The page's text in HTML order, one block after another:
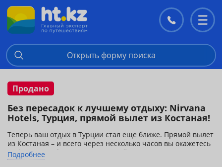
Контакты
меню
Открыть форму поиска
Продано
Без пересадок к лучшему отдыху: Nirvana
Hotels, Турция, прямой вылет из Костаная!
Теперь ваш отдых в Турции стал еще ближе. Прямой вылет
из Костаная – и всего через несколько часов вы окажетесь
в Nirvana Hotels, где премиальный сервис, концепция
"Luxury All Inclusive" и первоклассные удобства создают
Подробнее